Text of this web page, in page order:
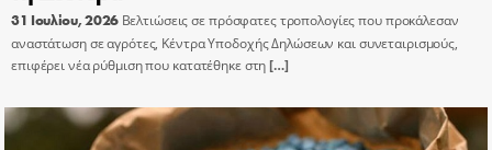
31 Ιουλίου, 2026 Βελτιώσεις σε πρόσφατες τροπολογίες που προκάλεσαν
αναστάτωση σε αγρότες, Κέντρα Υποδοχής Δηλώσεων και συνεταιρισμούς,
επιφέρει νέα ρύθμιση που κατατέθηκε στη[…]